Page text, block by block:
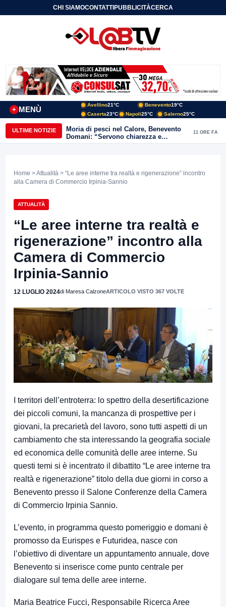
CHI SIAMOCONTATTIPUBBLICITÀCERCA
MENÙ
+
Avellino21°C Benevento19°C
Caserta23°C Napoli25°C Salerno25°C
ULTIME NOTIZIE
Moria di pesci nel Calore, Benevento
Domani: “Servono chiarezza e
approfondimenti sulla gestione
11 ORE FA
Home >Attualità > “Le aree interne tra realtà e rigenerazione” incontro
alla Camera di Commercio Irpinia-Sannio
ATTUALITÀ
“Le aree interne tra realtà e
rigenerazione” incontro alla
Camera di Commercio
Irpinia-Sannio
12 LUGLIO 2024di Maresa CalzoneARTICOLO VISTO 367 VOLTE
I territori dell’entroterra: lo spettro della desertificazione
dei piccoli comuni, la mancanza di prospettive per i
giovani, la precarietà del lavoro, sono tutti aspetti di un
cambiamento che sta interessando la geografia sociale
ed economica delle comunità delle aree interne. Su
questi temi si è incentrato il dibattito “Le aree interne tra
realtà e rigenerazione” titolo della due giorni in corso a
Benevento presso il Salone Conferenze della Camera
di Commercio Irpinia Sannio.
L’evento, in programma questo pomeriggio e domani è
promosso da Eurispes e Futuridea, nasce con
l’obiettivo di diventare un appuntamento annuale, dove
Benevento si inserisce come punto centrale per
dialogare sul tema delle aree interne.
Maria Beatrice Fucci, Responsabile Ricerca Aree